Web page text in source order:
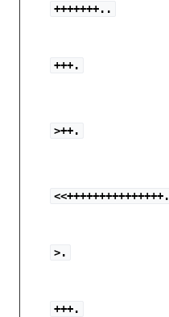
+++++++..
+++.
>++.
<<+++++++++++++++.
>.
+++.